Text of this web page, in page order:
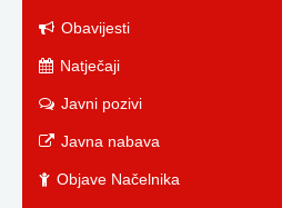
Obavijesti
Natječaji
Javni pozivi
Javna nabava
Objave Načelnika